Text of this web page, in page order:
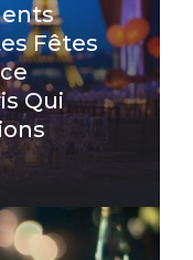
Fêtes
Qui